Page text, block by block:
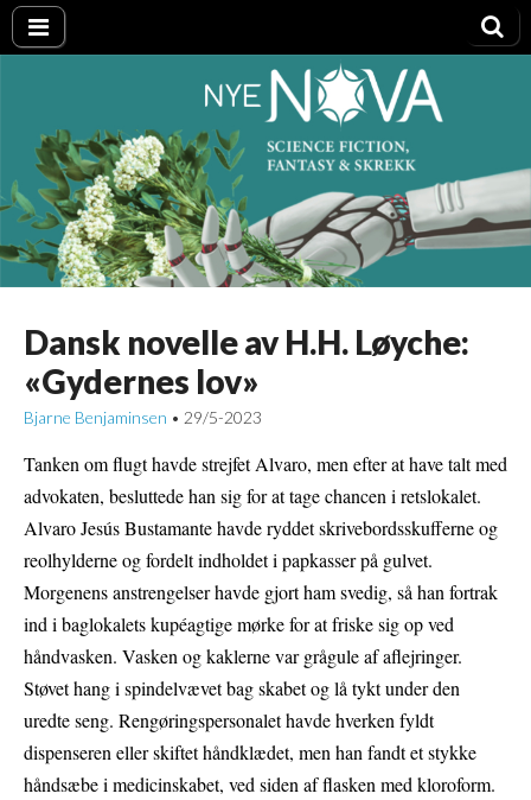
Nye NOVA
Dansk novelle av H.H. Løyche:
«Gydernes lov»
Bjarne Benjaminsen • 29/5-2023
Tanken om flugt havde strejfet Alvaro, men efter at have talt med
advokaten, besluttede han sig for at tage chancen i retslokalet.
Alvaro Jesús Bustamante havde ryddet skrivebordsskufferne og
reolhylderne og fordelt indholdet i papkasser på gulvet.
Morgenens anstrengelser havde gjort ham svedig, så han fortrak
ind i baglokalets kupéagtige mørke for at friske sig op ved
håndvasken. Vasken og kaklerne var grågule af aflejringer.
Støvet hang i spindelvævet bag skabet og lå tykt under den
uredte seng. Rengøringspersonalet havde hverken fyldt
dispenseren eller skiftet håndklædet, men han fandt et stykke
håndsæbe i medicinskabet, ved siden af flasken med kloroform.